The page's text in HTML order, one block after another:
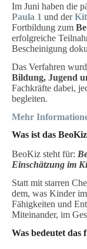
Im Juni haben die
Paula 1 und der
Fortbildung zum
erfolgreiche
Bescheinigung
Das Verfahren
Bildung, Jugend
Fachkräfte dabei,
begleiten.
Mehr
Was ist das
BeoKiz steht für:
Einschätzung im
Statt mit starren
dem, was Kinder
Fähigkeiten und
Miteinander, im
Was bedeutet